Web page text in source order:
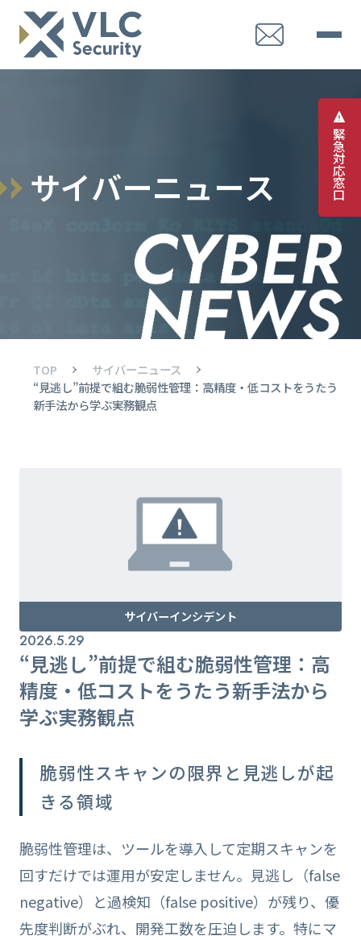
緊
急
対
応
窓
口
サイバーニュース
TOP
サイバーニュース
“見逃し”前提で組む脆弱性管理：高精度・低コストをうたう
新手法から学ぶ実務観点
サイバーインシデント
2026.5.29
“見逃し”前提で組む脆弱性管理：高
精度・低コストをうたう新手法から
学ぶ実務観点
脆弱性スキャンの限界と見逃しが起
きる領域
脆弱性管理は、ツールを導入して定期スキャンを
回すだけでは運用が安定しません。見逃し（false
negative）と過検知（false positive）が残り、優
先度判断がぶれ、開発工数を圧迫します。特にマ